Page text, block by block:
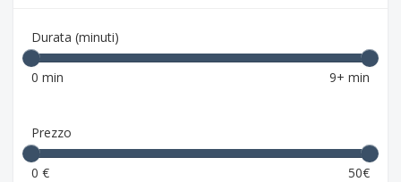
Durata (minuti)
0 min 9+ min
Prezzo
0 € 50€